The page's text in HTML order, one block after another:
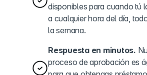
disponibles para cuando tú
a cualquier hora del día,
la semana.
Respuesta en minutos.
proceso de aprobación es